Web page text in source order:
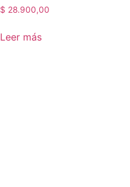
$ 28.900,00
Leer más